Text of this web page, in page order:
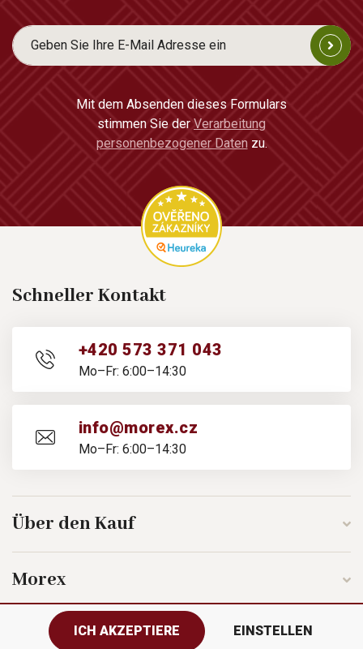
Mit dem Absenden dieses Formulars
stimmen Sie der Verarbeitung
personenbezogener Daten zu.
Schneller Kontakt
+420 573 371 043
Mo–Fr: 6:00–14:30
info@morex.cz
Mo–Fr: 6:00–14:30
Über den Kauf
Morex
ICH AKZEPTIERE EINSTELLEN